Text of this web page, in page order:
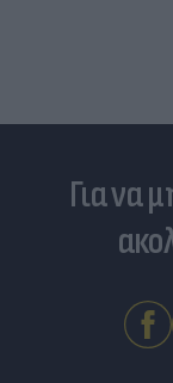
Για να